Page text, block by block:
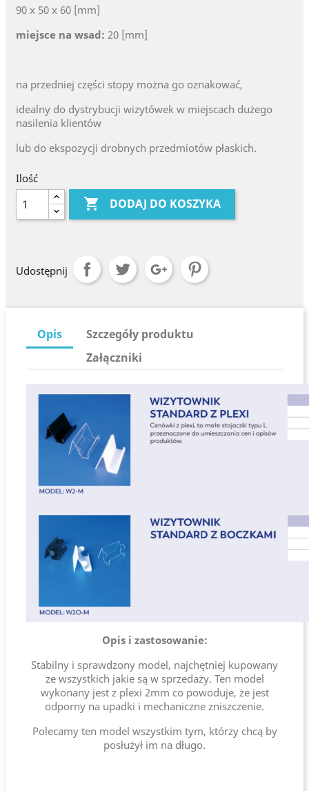
90 x 50 x 60 [mm]
miejsce na wsad: 20 [mm]
na przedniej części stopy można go oznakować,
idealny do dystrybucji wizytówek w miejscach dużego
nasilenia klientów
lub do ekspozycji drobnych przedmiotów płaskich.
Ilość
 DODAJ DO KOSZYKA
Udostępnij
Opis
Szczegóły produktu
Załączniki
Opis i zastosowanie:
Stabilny i sprawdzony model, najchętniej kupowany
ze wszystkich jakie są w sprzedaży. Ten model
wykonany jest z plexi 2mm co powoduje, że jest
odporny na upadki i mechaniczne zniszczenie.
Polecamy ten model wszystkim tym, którzy chcą by
posłużył im na długo.